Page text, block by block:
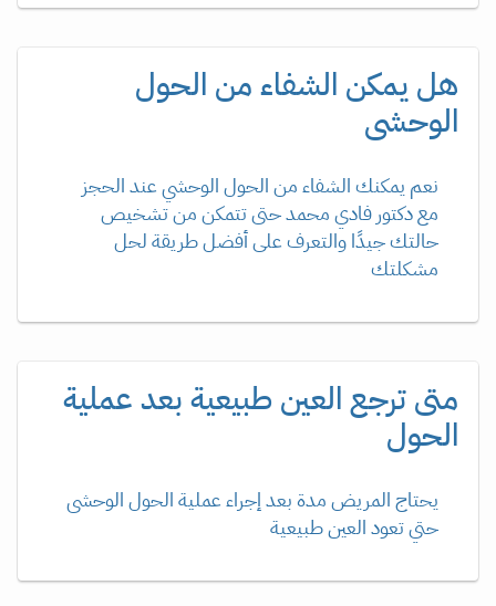
هل يمكن الشفاء من الحول
الوحشى
نعم يمكنك الشفاء من الحول الوحشي عند الحجز
مع دكتور فادي محمد حتى تتمكن من تشخيص
حالتك جيدًا والتعرف على أفضل طريقة لحل
مشكلتك
متى ترجع العين طبيعية بعد عملية
الحول
يحتاج المريض مدة بعد إجراء عملية الحول الوحشى
حتي تعود العين طبيعية